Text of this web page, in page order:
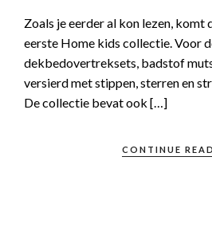
Zoals je eerder al kon lezen, komt
eerste Home kids collectie. Voor
dekbedovertreksets, badstof
versierd met stippen, sterren en
De collectie bevat ook […]
CONTINUE